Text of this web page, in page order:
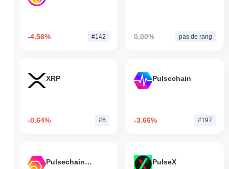
-4.56% #142 0.00% pas de rang
XRP
-0.64% #6
Pulsechain
-3.66% #197
Pulsechain Bridged HEX (Pulsechain) PulseX